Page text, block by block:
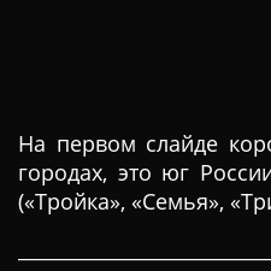
На первом слайде
городах, это юг
(«Тройка», «Семья»,